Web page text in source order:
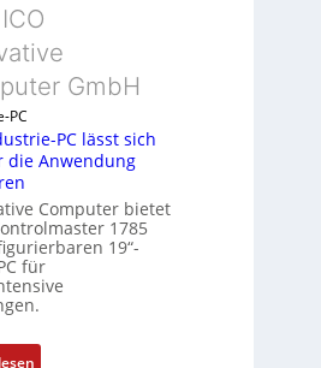
g
e
i
h
s
e
m
e
n
t
GmbH
PC
PC lässt sich
die Anwendung
Computer bietet
1785
19“-
für
: